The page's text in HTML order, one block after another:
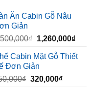
Ăn Cabin Gỗ Nâu
Giản
₫ Giá
là:
2,500,000₫.
1,260,000₫Giá
tại
Cabin Mặt Gỗ Thiết
Đơn Giản
₫ Giá
320,000₫Giá